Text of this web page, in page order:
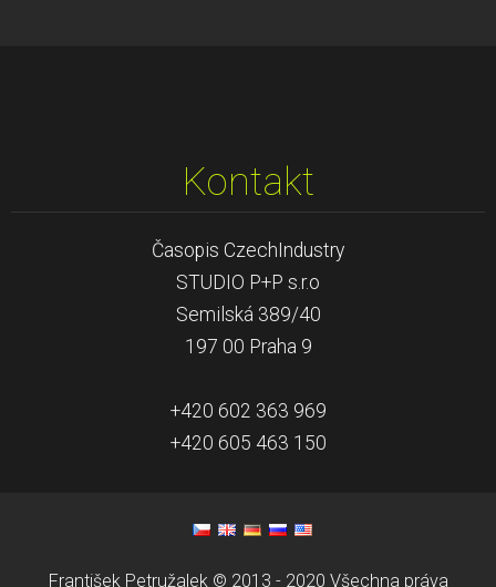
Kontakt
Časopis CzechIndustry
STUDIO P+P s.r.o
Semilská 389/40
197 00 Praha 9
+420 602 363 969
+420 605 463 150
František Petružalek © 2013 - 2020 Všechna práva